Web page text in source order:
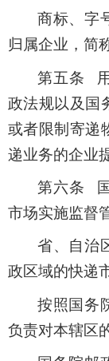
商标、字
归属企业，简
第五条
政法规以及国
或者限制寄递
递业务的企业
第六条
市场实施监督
省、自治
政区域的快递
按照国务
负责对本辖区